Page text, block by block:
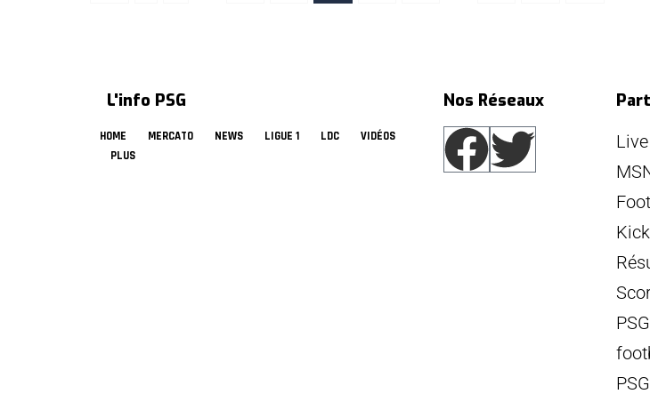
L'info PSG
HOME MERCATO NEWS LIGUE 1 LDC
VIDÉOS
PLUS
Nos Réseaux